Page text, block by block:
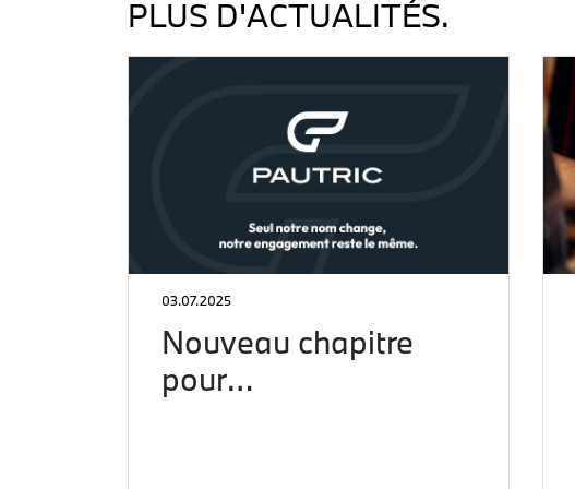
PLUS D'ACTUALITÉS.
03.07.2025
Nouveau chapitre
pour…